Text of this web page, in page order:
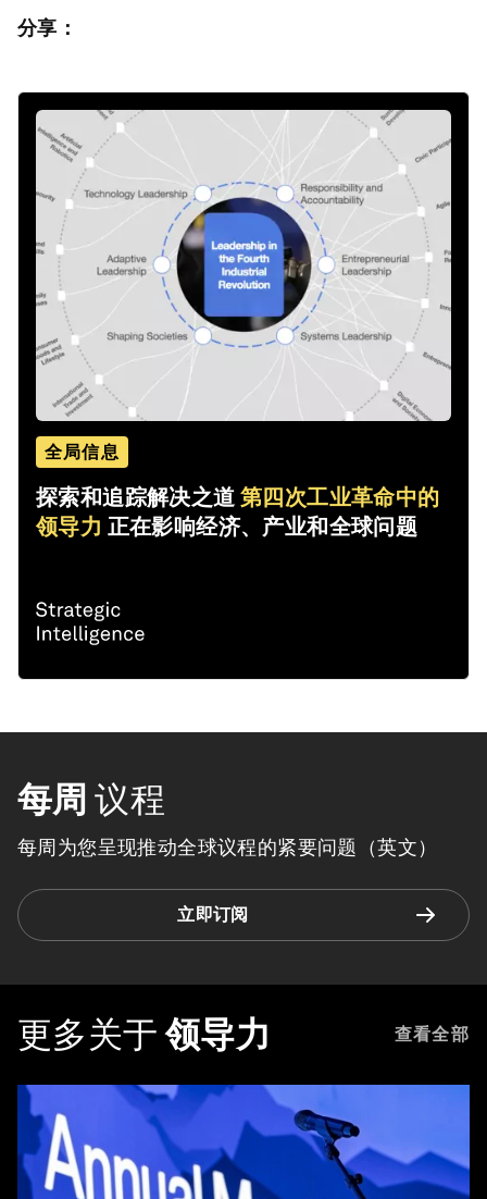
分享：
全局信息
探索和追踪解决之道第四次工业革命中的
领导力 正在影响经济、产业和全球问题
每周 议程
每周为您呈现推动全球议程的紧要问题（英文）
立即订阅
更多关于 领导力 查看全部